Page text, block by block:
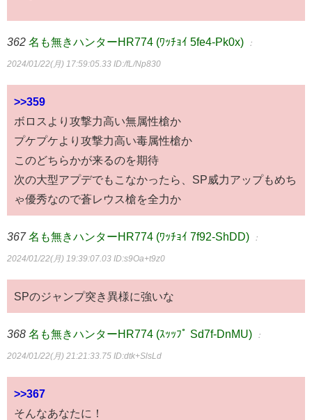
362 名も無きハンターHR774 (ﾜｯﾁｮｲ 5fe4-Pk0x) ：
2024/01/22(月) 17:59:05.33 ID:/fL/Np830
>>359
ボロスより攻撃力高い無属性槍か
プケプケより攻撃力高い毒属性槍か
このどちらかが来るのを期待
次の大型アプデでもこなかったら、SP威力アップもめち
ゃ優秀なので蒼レウス槍を全力か
367 名も無きハンターHR774 (ﾜｯﾁｮｲ 7f92-ShDD) ：
2024/01/22(月) 19:39:07.03 ID:s9Oa+t9z0
SPのジャンプ突き異様に強いな
368 名も無きハンターHR774 (ｽｯｯﾌﾟ Sd7f-DnMU) ：
2024/01/22(月) 21:21:33.75 ID:dtk+SlsLd
>>367
そんなあなたに！